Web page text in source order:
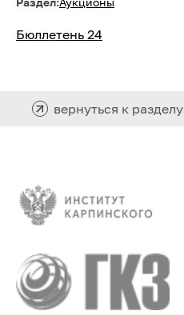
Бюллетень 24
вернуться к разделу